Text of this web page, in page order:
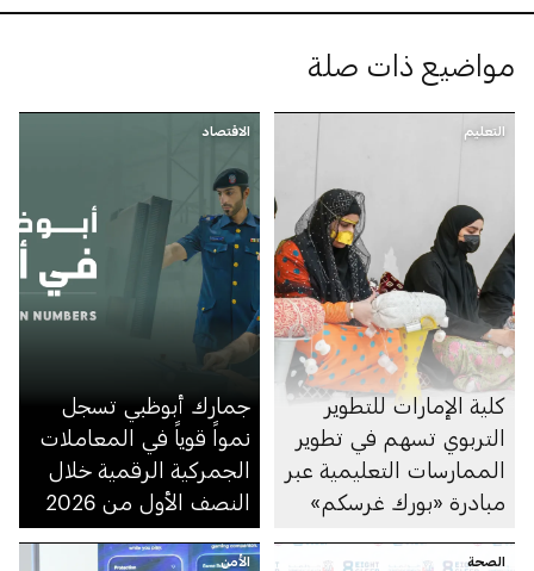
مواضيع ذات صلة
التعليم
كلية الإمارات للتطوير
التربوي تسهم في تطوير
الممارسات التعليمية عبر
مبادرة «بورك غرسكم»
الاقتصاد
جمارك أبوظبي تسجل
نمواً قوياً في المعاملات
الجمركية الرقمية خلال
النصف الأول من 2026
الصحة الأمن